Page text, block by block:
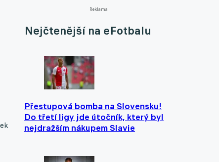
Reklama
Nejčtenější na eFotbalu
Přestupová bomba na Slovensku!
Do třetí ligy jde útočník, který byl
nejdražším nákupem Slavie